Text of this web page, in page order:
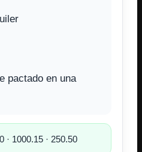
pactado en una
· 1000.15 · 250.50